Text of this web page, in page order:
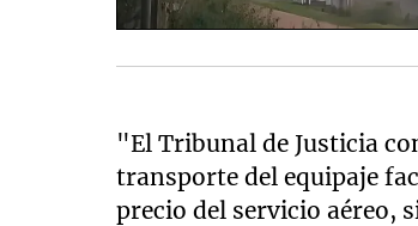
"El Tribunal de Justicia
transporte del equipaje
precio del servicio aéreo,